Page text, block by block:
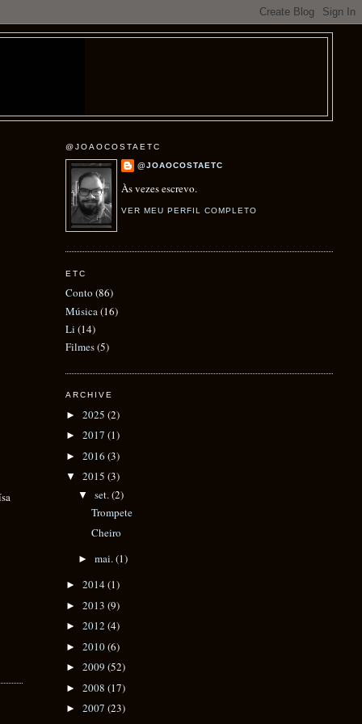
@JOAOCOSTAETC
@JOAOCOSTAETC
Às vezes escrevo.
VER MEU PERFIL COMPLETO
ETC
Conto (86)
Música(16)
Li (14)
Filmes(5)
ARCHIVE
► 2025 (2)
► 2017 (1)
► 2016 (3)
▼ 2015 (3)
▼set.(2)
Trompete
Cheiro
►mai.(1)
► 2014(1)
► 2013 (9)
► 2012 (4)
► 2010(6)
► 2009 (52)
► 2008 (17)
► 2007 (23)